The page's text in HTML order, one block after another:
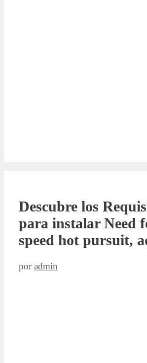
Descubre los
para instalar Need
speed hot pursuit,
poradmin